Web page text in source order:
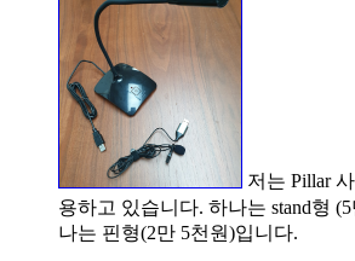
저는 Pillar
용하고 있습니다. 하나는 stand형
나는 핀형(2만 5천원)입니다.